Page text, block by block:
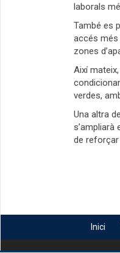
laborals
També es
accés més
zones
Així
verdes,
Una altra
de
Inici